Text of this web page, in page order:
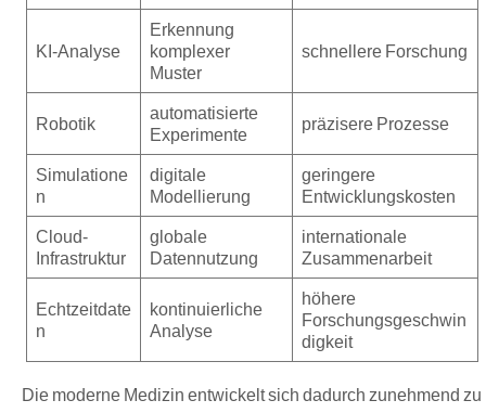
KI-Analyse
Erkennung
komplexer
Muster
schnellere Forschung
Robotik
automatisierte
Experimente
präzisere Prozesse
Simulatione
n
digitale
Modellierung
geringere
Entwicklungskosten
Cloud-
Infrastruktur
globale
Datennutzung
internationale
Zusammenarbeit
Echtzeitdate
n
kontinuierliche
Analyse
höhere
Forschungsgeschwin
digkeit
Die moderne Medizin entwickelt sich dadurch zunehmend zu